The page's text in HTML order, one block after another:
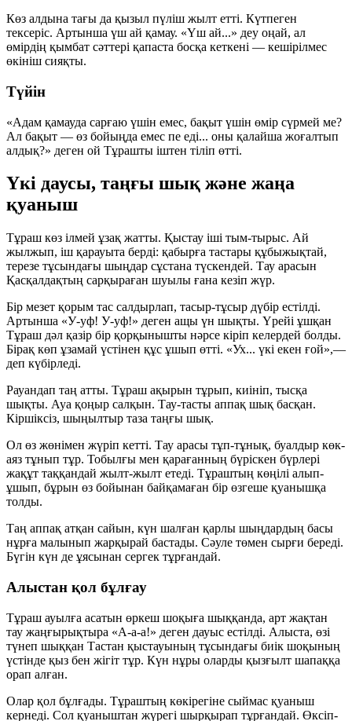
Көз алдына тағы да қызыл пүліш жылт етті. Күтпеген
тексеріс. Артынша үш ай қамау. «Үш ай...» деу оңай, ал
өмірдің қымбат сәттері қапаста босқа кеткені — кешірілмес
өкініш сияқты.
Түйін
«Адам қамауда сарғаю үшін емес, бақыт үшін өмір сүрмей ме?
Ал бақыт — өз бойыңда емес пе еді... оны қалайша жоғалтып
алдық?» деген ой Тұрашты іштен тіліп өтті.
Үкі даусы, таңғы шық және жаңа
қуаныш
Тұраш көз ілмей ұзақ жатты. Қыстау іші тым-тырыс. Ай
жылжып, іш қарауыта берді: қабырға тастары құбыжықтай,
терезе тұсындағы шыңдар сұстана түскендей. Тау арасын
Қасқалдақтың сарқыраған шуылы ғана кезіп жүр.
Бір мезет қорым тас салдырлап, тасыр-тұсыр дүбір естілді.
Артынша «У-уф! У-уф!» деген ащы үн шықты. Үрейі ұшқан
Тұраш дәл қазір бір қорқынышты нәрсе кіріп келердей болды.
Бірақ көп ұзамай үстінен құс ұшып өтті. «Ух... үкі екен ғой»,—
деп күбірледі.
Рауандап таң атты. Тұраш ақырын тұрып, киініп, тысқа
шықты. Ауа қоңыр салқын. Тау-тасты аппақ шық басқан.
Кіршіксіз, шыңылтыр таза таңғы шық.
Ол өз жөнімен жүріп кетті. Тау арасы тұп-тұнық, буалдыр көк-
аяз тұнып тұр. Тобылғы мен қарағанның бүріскен бүрлері
жақұт таққандай жылт-жылт етеді. Тұраштың көңілі алып-
ұшып, бұрын өз бойынан байқамаған бір өзгеше қуанышқа
толды.
Таң аппақ атқан сайын, күн шалған қарлы шыңдардың басы
нұрға малынып жарқырай бастады. Сәуле төмен сырғи береді.
Бүгін күн де ұясынан сергек тұрғандай.
Алыстан қол бұлғау
Тұраш ауылға асатын өркеш шоқыға шыққанда, арт жақтан
тау жаңғырықтыра «А-а-а!» деген дауыс естілді. Алыста, өзі
түнеп шыққан Тастан қыстауының тұсындағы биік шоқының
үстінде қыз бен жігіт тұр. Күн нұры оларды қызғылт шапаққа
орап алған.
Олар қол бұлғады. Тұраштың көкірегіне сыймас қуаныш
кернеді. Сол қуаныштан жүрегі шырқырап тұрғандай. Өксіп-